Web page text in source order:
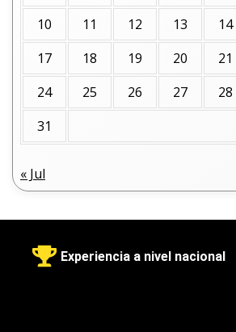
10
11 12 13 14
17
18 19 20 21
24
25 26 27 28
31
« Jul
Experiencia a nivel nacional